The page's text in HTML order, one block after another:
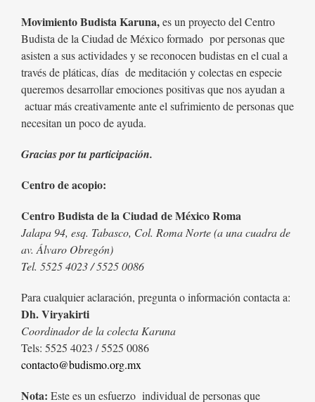
Movimiento Budista Karuna,es un proyecto del Centro
Budista de la Ciudad de México formado por personas que
asisten a sus actividades y se reconocen budistas en el cual a
través de pláticas, días de meditación y colectas en especie
queremos desarrollar emociones positivas que nos ayudan a
actuar más creativamente ante el sufrimiento de personas que
necesitan un poco de ayuda.
Gracias por tu participación.
Centro de acopio:
Centro Budista de la Ciudad de México Roma
Jalapa 94, esq. Tabasco, Col. Roma Norte (a una cuadra de
av. Álvaro Obregón)
Tel. 5525 4023 / 5525 0086
Para cualquier aclaración, pregunta o información contacta a:
Dh. Viryakirti
Coordinador de la colecta Karuna
Tels: 5525 4023 / 5525 0086
contacto@budismo.org.mx
Nota: Este es un esfuerzo individual de personas que